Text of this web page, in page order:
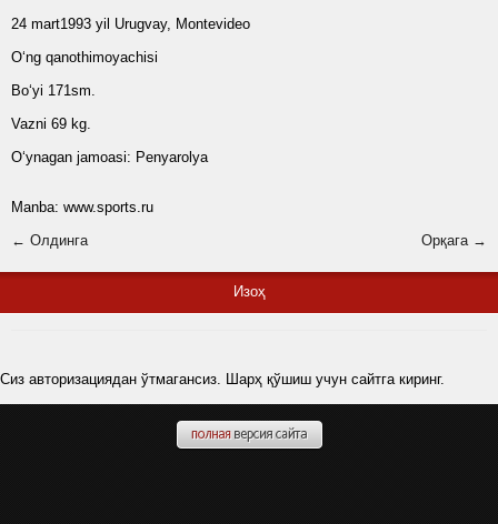
24 mart1993 yil Urugvay, Montevideo
O‘ng qanothimoyachisi
Bo‘yi 171sm.
Vazni 69 kg.
O‘ynagan jamoasi: Penyarolya
Manba: www.sports.ru
← Олдинга
Орқага →
Изоҳ
Сиз авторизациядан ўтмагансиз. Шарҳ қўшиш учун сайтга киринг.